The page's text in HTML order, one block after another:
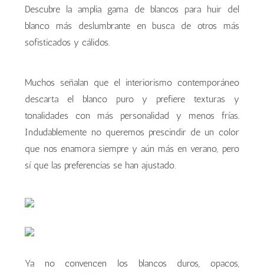
Descubre la amplia gama de blancos para huir del
blanco más deslumbrante en busca de otros más
sofisticados y cálidos.
Muchos señalan que el interiorismo contemporáneo
descarta el blanco puro y prefiere texturas y
tonalidades con más personalidad y menos frías.
Indudablemente no queremos prescindir de un color
que nos enamora siempre y aún más en verano, pero
sí que las preferencias se han ajustado.
Ya no convencen los blancos duros, opacos,